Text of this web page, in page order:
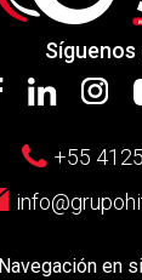
Síguenos
+55
Navegación en